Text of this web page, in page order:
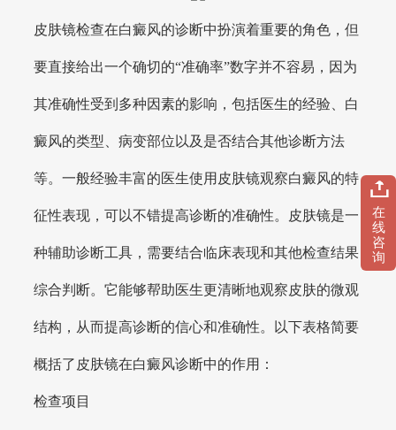
皮肤镜检查在白癜风的诊断中扮演着重要的角色，但
要直接给出一个确切的“准确率”数字并不容易，因为
其准确性受到多种因素的影响，包括医生的经验、白
癜风的类型、病变部位以及是否结合其他诊断方法
等。一般经验丰富的医生使用皮肤镜观察白癜风的特
征性表现，可以不错提高诊断的准确性。皮肤镜是一
种辅助诊断工具，需要结合临床表现和其他检查结果
综合判断。它能够帮助医生更清晰地观察皮肤的微观
结构，从而提高诊断的信心和准确性。以下表格简要
概括了皮肤镜在白癜风诊断中的作用：
检查项目
在
线
咨
询